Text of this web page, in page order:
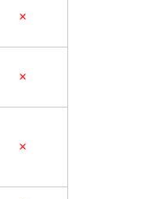
×
×
×